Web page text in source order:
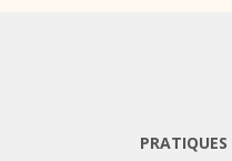
PRATIQUES